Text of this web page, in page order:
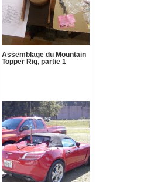
Assemblage du Mountain
Topper Rig, partie 1